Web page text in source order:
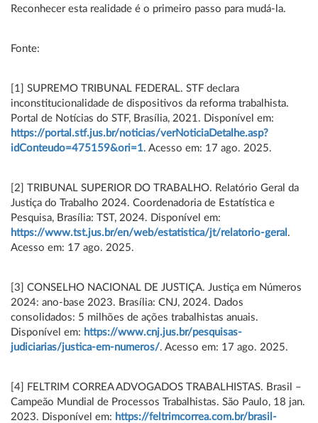
Reconhecer esta realidade é o primeiro passo para mudá-la.
Fonte:
[1] SUPREMO TRIBUNAL FEDERAL. STF declara
inconstitucionalidade de dispositivos da reforma trabalhista.
Portal de Notícias do STF, Brasília, 2021. Disponível em:
https://portal.stf.jus.br/noticias/verNoticiaDetalhe.asp?
idConteudo=475159&ori=1. Acesso em: 17 ago. 2025.
[2] TRIBUNAL SUPERIOR DO TRABALHO. Relatório Geral da
Justiça do Trabalho 2024. Coordenadoria de Estatística e
Pesquisa, Brasília: TST, 2024. Disponível em:
https://www.tst.jus.br/en/web/estatistica/jt/relatorio-geral .
Acesso em: 17 ago. 2025.
[3] CONSELHO NACIONAL DE JUSTIÇA. Justiça em Números
2024: ano-base 2023. Brasília: CNJ, 2024. Dados
consolidados: 5 milhões de ações trabalhistas anuais.
Disponível em: https://www.cnj.jus.br/pesquisas-
judiciarias/justica-em-numeros/. Acesso em: 17 ago. 2025.
[4] FELTRIM CORREA ADVOGADOS TRABALHISTAS. Brasil –
Campeão Mundial de Processos Trabalhistas. São Paulo, 18 jan.
2023. Disponível em: https://feltrimcorrea.com.br/brasil-